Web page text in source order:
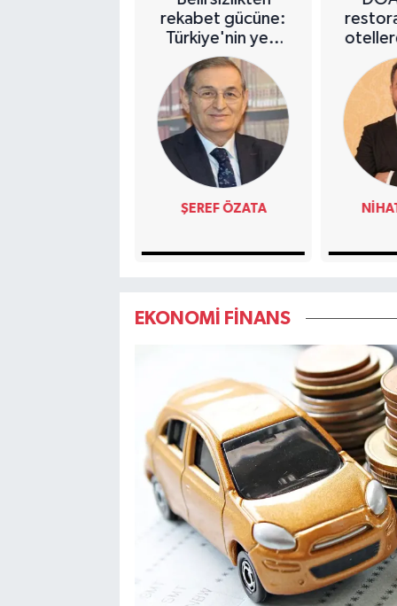
rekabet gücüne:
Türkiye'nin yeni
ekonomi vizyonu
ŞEREF ÖZATA
EKONOMİ FİNANS